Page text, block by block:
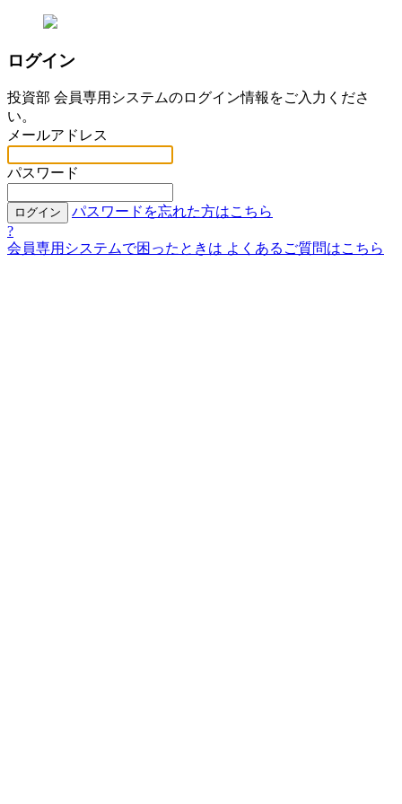
ログイン
投資部 会員専用システムのログイン情報をご入力くださ
い。
メールアドレス
パスワード
ログイン
パスワードを忘れた方はこちら
?
会員専用システムで困ったときは よくあるご質問はこちら